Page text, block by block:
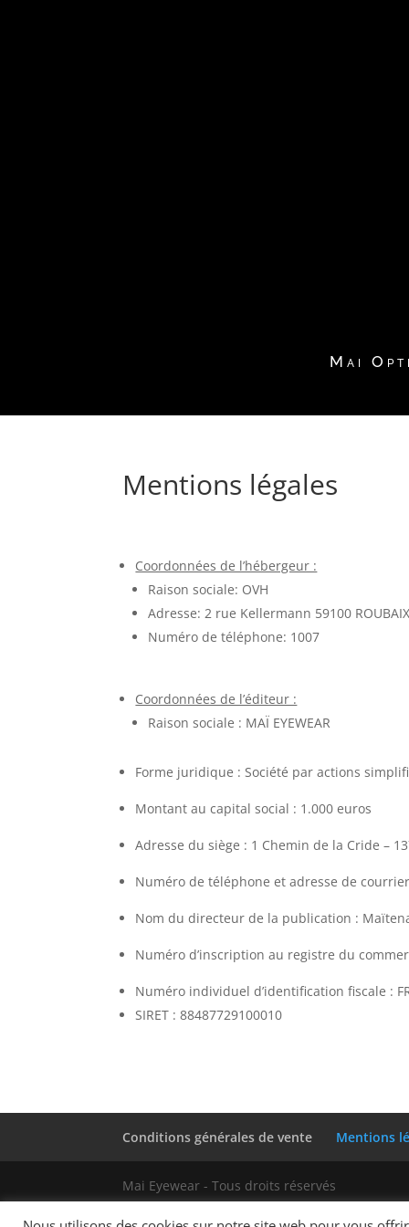
Mai
Mentions légales
Coordonnées de l’hébergeur :
Raison sociale: OVH
Adresse: 2 rue Kellermann 59100
Numéro de téléphone: 1007
Coordonnées de l’éditeur :
Raison sociale : MAÏ EYEWEAR
Forme juridique : Société par actions
Montant au capital social : 1.000 euros
Adresse du siège : 1 Chemin de la Cride –
Numéro de téléphone et adresse de
Nom du directeur de la publication :
Numéro d’inscription au registre du
Numéro individuel d’identification fiscale :
SIRET : 88487729100010
Conditions générales de vente Mentions
Mai Eyewear - Tous droits réservés